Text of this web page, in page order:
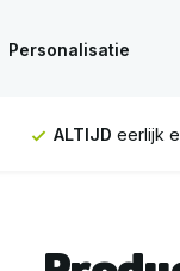
Personalisatie
ALTIJD eerlijk